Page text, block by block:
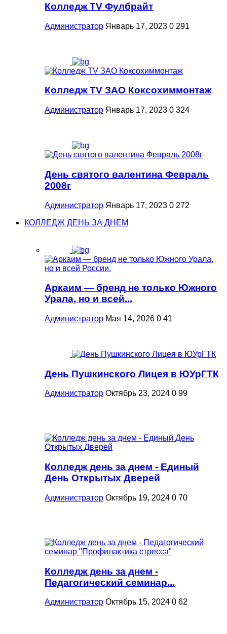
Колледж TV Фулбрайт
Администратор Январь 17, 2023 0 291
Колледж TV ЗАО Коксохиммонтаж
Администратор Январь 17, 2023 0 324
День святого валентина Февраль
2008г
Администратор Январь 17, 2023 0 272
КОЛЛЕДЖ ДЕНЬ ЗА ДНЕМ
Аркаим — бренд не только Южного
Урала, но и всей...
Администратор Мая 14, 2026 0 41
День Пушкинского Лицея в ЮУрГТК
Администратор Октябрь 23, 2024 0 99
Колледж день за днем - Единый
День Открытых Дверей
Администратор Октябрь 19, 2024 0 70
Колледж день за днем -
Педагогический семинар...
Администратор Октябрь 15, 2024 0 62